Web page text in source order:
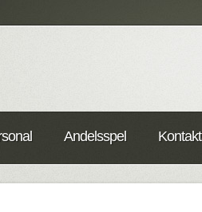
Andelsspel